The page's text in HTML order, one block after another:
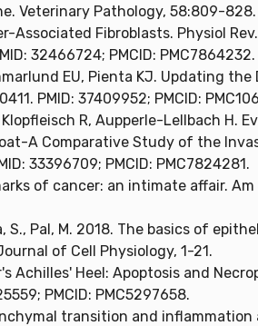
Veterinary Pathology, 58:809-828.
Fibroblasts. Physiol Rev.
32466724; PMCID: PMC7864232.
EU, Pienta KJ. Updating
PMID: 37409952; PMCID:
R, Aupperle-Lellbach H.
A Comparative Study of the
33396709; PMCID: PMC7824281.
of cancer: an intimate affair. Am
S., Pal, M. 2018. The basics of
of Cell Physiology, 1-21.
Achilles' Heel: Apoptosis and
PMCID: PMC5297658.
transition and